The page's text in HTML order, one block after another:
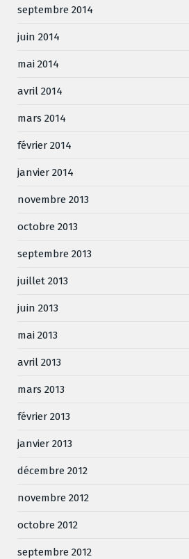
septembre 2014
juin 2014
mai 2014
avril 2014
mars 2014
février 2014
janvier 2014
novembre 2013
octobre 2013
septembre 2013
juillet 2013
juin 2013
mai 2013
avril 2013
mars 2013
février 2013
janvier 2013
décembre 2012
novembre 2012
octobre 2012
septembre 2012